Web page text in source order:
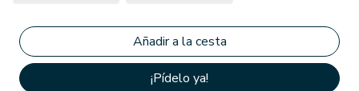
¡Pídelo ya!